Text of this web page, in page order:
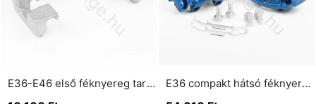
E36-E46 első féknyereg tartó konzol hűtött féktárcsához (280 mm) E36 compakt hátsó féknyereg pár Montreal Blau színben